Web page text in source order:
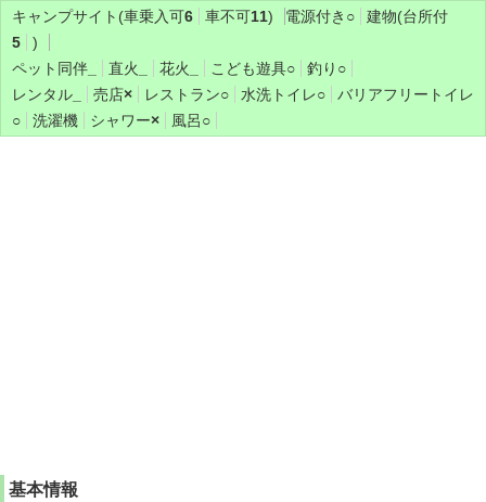
キャンプサイト(車乗入可6 車不可11) 電源付き ○
建物(台所付
5
)
ペット同伴
直火 花火 こども遊具○ 釣り ○
レンタル
売店× レストラン○ 水洗トイレ○
バリアフリートイレ
○
洗濯機 シャワー× 風呂○
基本情報